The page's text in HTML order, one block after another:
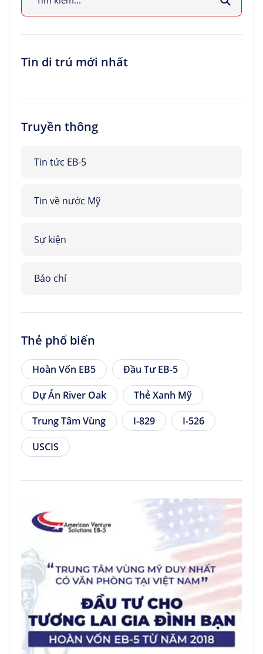
Tin di trú mới nhất
Truyền thông
Tin tức EB-5
Tin về nước Mỹ
Sự kiện
Báo chí
Thẻ phổ biến
Hoàn Vốn EB5
Đầu Tư EB-5
Dự Án River Oak
Thẻ Xanh Mỹ
Trung Tâm Vùng
I-829
I-526
USCIS